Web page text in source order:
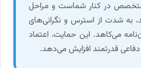
در کنار شماست و مراحل
به شدت از استرس و نگرانی‌های
می‌کاهد. این حمایت، اعتماد
قدرتمند افزایش می‌دهد.